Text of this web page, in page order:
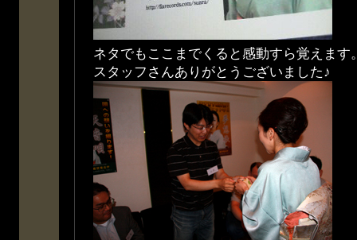
ネタでもここまでくると感動すら覚えます
スタッフさんありがとうございました♪